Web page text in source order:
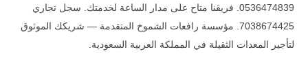
0536474839. فريقنا متاح على مدار الساعة لخدمتك. سجل تجاري
7038674425. مؤسسة رافعات الشموخ المتقدمة — شريكك الموثوق
لتأجير المعدات الثقيلة في المملكة العربية السعودية.